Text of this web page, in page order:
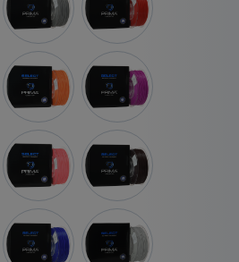
kanssa
väreissä ja erilaisina